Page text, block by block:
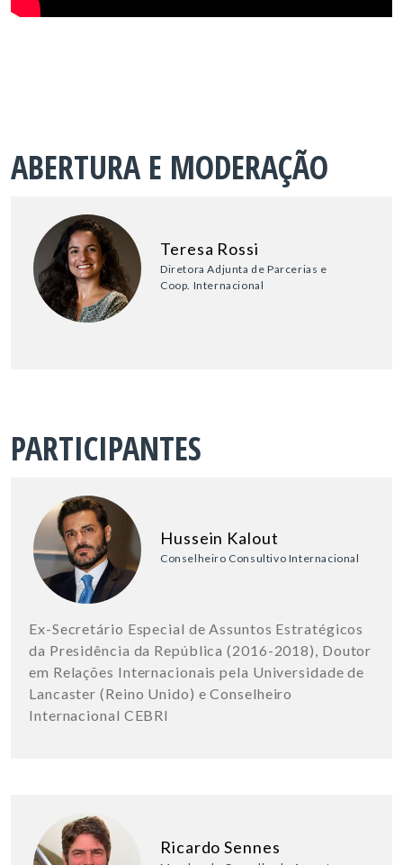
ABERTURA E MODERAÇÃO
Teresa Rossi
Diretora Adjunta de Parcerias e
Coop. Internacional
PARTICIPANTES
Hussein Kalout
Conselheiro Consultivo Internacional
Ex-Secretário Especial de Assuntos Estratégicos
da Presidência da República (2016-2018), Doutor
em Relações Internacionais pela Universidade de
Lancaster (Reino Unido) e Conselheiro
Internacional CEBRI
Ricardo Sennes